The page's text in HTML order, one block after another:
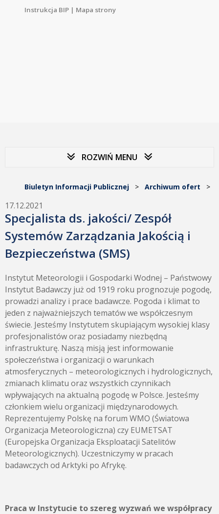
Instrukcja BIP | Mapa strony
ROZWIŃ MENU
Biuletyn Informacji Publicznej > Archiwum ofert >
17.12.2021
Specjalista ds. jakości/ Zespół
Systemów Zarządzania Jakością i
Bezpieczeństwa (SMS)
Instytut Meteorologii i Gospodarki Wodnej – Państwowy
Instytut Badawczy już od 1919 roku prognozuje pogodę,
prowadzi analizy i prace badawcze. Pogoda i klimat to
jeden z najważniejszych tematów we współczesnym
świecie. Jesteśmy Instytutem skupiającym wysokiej klasy
profesjonalistów oraz posiadamy niezbędną
infrastrukturę. Naszą misją jest informowanie
społeczeństwa i organizacji o warunkach
atmosferycznych – meteorologicznych i hydrologicznych,
zmianach klimatu oraz wszystkich czynnikach
wpływających na aktualną pogodę w Polsce. Jesteśmy
członkiem wielu organizacji międzynarodowych.
Reprezentujemy Polskę na forum WMO (Światowa
Organizacja Meteorologiczna) czy EUMETSAT
(Europejska Organizacja Eksploatacji Satelitów
Meteorologicznych). Uczestniczymy w pracach
badawczych od Arktyki po Afrykę.
Praca w Instytucie to szereg wyzwań we współpracy